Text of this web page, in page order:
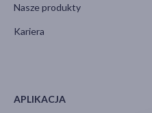
Nasze produkty
Kariera
APLIKACJA